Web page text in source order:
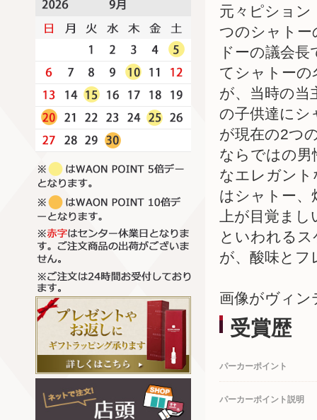
元々ピショ
つのシャトー
ドーの議会
てシャトーの
が、当時の当
の子供達にシ
が現在の2つ
ならではの男
なエレガン
はシャトー、
上が目覚ま
といわれる
が、酸味と
画像がヴィン
受賞歴
パーカーポイント
パーカーポイント説明